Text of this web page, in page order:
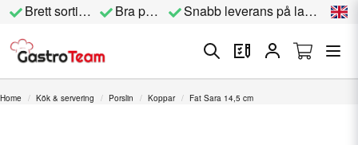
Brett sortiment Bra priser Snabb leverans på lagervara
Home Kök & servering Porslin Koppar Fat Sara 14,5 cm